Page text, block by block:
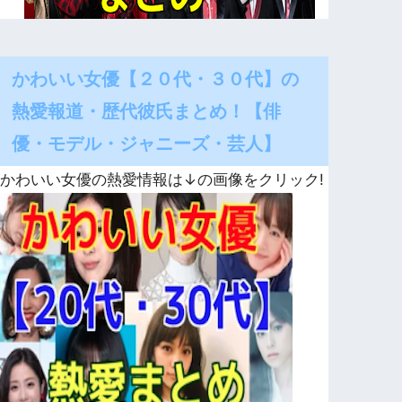
かわいい女優【２０代・３０代】の
熱愛報道・歴代彼氏まとめ！【俳
優・モデル・ジャニーズ・芸人】
かわいい女優の熱愛情報は↓の画像をクリック!